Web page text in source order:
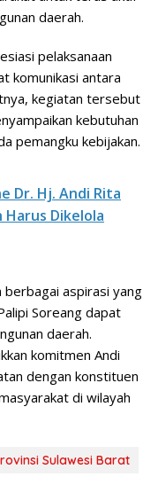
daerah.
pelaksanaan
komunikasi antara
kegiatan tersebut
kebutuhan
pemangku kebijakan.
Dr. Hj. Andi Rita
Dikelola
berbagai aspirasi yang
Soreang dapat
daerah.
komitmen Andi
dengan konstituen
di wilayah
Sulawesi Barat